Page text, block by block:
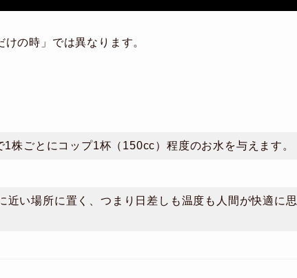
の時」では異なります。
株ごとにコップ1杯（150cc）程度のお水を与えます。
近い場所に置く、つまり日差しも温度も人間が快適に思